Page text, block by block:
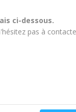
ci-dessous.
pas à